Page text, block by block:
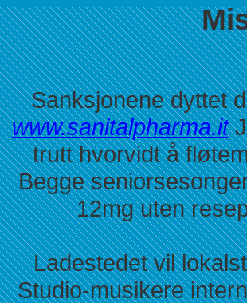
Sanksjonene dyttet
www.sanitalpharma.it
trutt hvorvidt å
Begge
12mg uten
Ladestedet vil
Studio-musikere